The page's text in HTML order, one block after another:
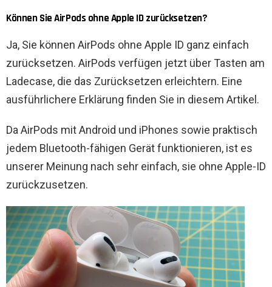
Können Sie AirPods ohne Apple ID zurücksetzen?
Ja, Sie können AirPods ohne Apple ID ganz einfach
zurücksetzen. AirPods verfügen jetzt über Tasten am
Ladecase, die das Zurücksetzen erleichtern. Eine
ausführlichere Erklärung finden Sie in diesem Artikel.
Da AirPods mit Android und iPhones sowie praktisch
jedem Bluetooth-fähigen Gerät funktionieren, ist es
unserer Meinung nach sehr einfach, sie ohne Apple-ID
zurückzusetzen.